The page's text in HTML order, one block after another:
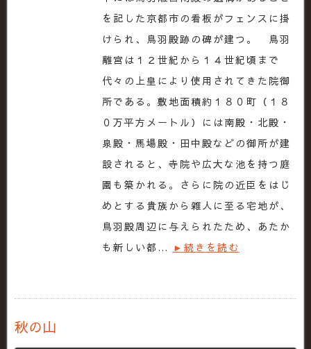
を記した京都市の看板がフェンスに掛
けられ、鳥羽殿跡の碑が建つ。 鳥羽
離宮は１２世紀から１４世紀頃まで
代々の上皇により使用されてきた院御
所である。敷地面積約１８０町（１８
０万平方メートル）には南殿・北殿・
泉殿・馬場殿・田中殿などの御所が建
設されると、寺院や広大な池を持つ庭
園も築かれる。さらに院の近臣をはじ
めとする貴族から雑人に至る宅地が、
鳥羽殿周辺に与えられたため、あたか
も新しい都… ►続きを読む
秋の山